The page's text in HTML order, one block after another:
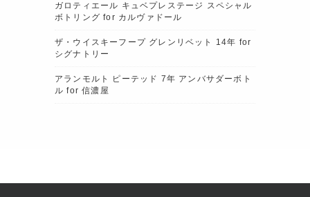
ガロティエール キュベプレステージ スペシャル
ボトリング for カルヴァドール
ザ・ウイスキーフープ グレンリベット 14年 for
シグナトリー
アランモルト ピーテッド 7年 アンバサダーボト
ル for 信濃屋